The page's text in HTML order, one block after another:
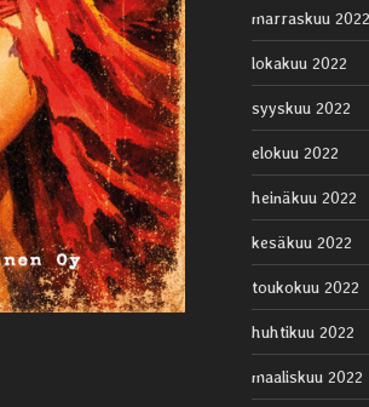
marraskuu 2022
lokakuu 2022
syyskuu 2022
elokuu 2022
heinäkuu 2022
kesäkuu 2022
toukokuu 2022
huhtikuu 2022
maaliskuu 2022